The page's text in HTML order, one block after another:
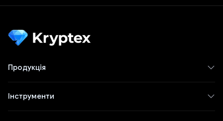
Продукція
Інструменти